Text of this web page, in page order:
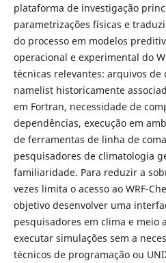
plataforma de investigação
parametrizações físicas e
do processo em modelos
operacional e experimental do
técnicas relevantes: arquivos
namelist historicamente
em Fortran, necessidade de
dependências, execução em
de ferramentas de linha de
pesquisadores de climatologia
familiaridade. Para reduzir a
vezes limita o acesso ao WRF-
objetivo desenvolver uma
pesquisadores em clima e meio
executar simulações sem a
técnicos de programação ou